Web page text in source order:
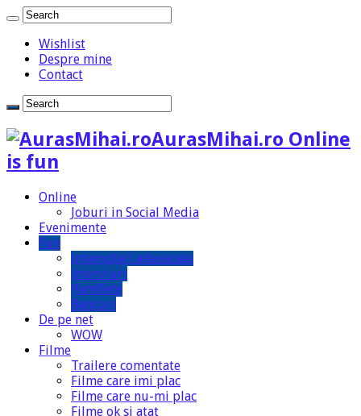
Wishlist
Despre mine
Contact
AurasMihai.ro Online
is fun
Online
Joburi in Social Media
Evenimente
Fun
Intamplari adevarate
Interviuri
Pamflete
Bancuri
De pe net
WOW
Filme
Trailere comentate
Filme care imi plac
Filme care nu-mi plac
Filme ok si atat